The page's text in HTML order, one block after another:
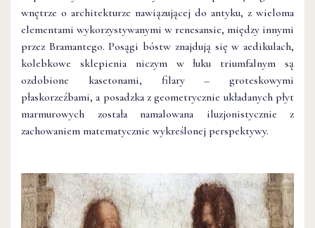
wnętrze o architekturze nawiązującej do antyku, z wieloma
elementami wykorzystywanymi w renesansie, między innymi
przez Bramantego. Posągi bóstw znajdują się w aedikulach,
kolebkowe sklepienia niczym w łuku triumfalnym są
ozdobione kasetonami, filary – groteskowymi
płaskorzeźbami, a posadzka z geometrycznie układanych płyt
marmurowych została namalowana iluzjonistycznie z
zachowaniem matematycznie wykreślonej perspektywy.